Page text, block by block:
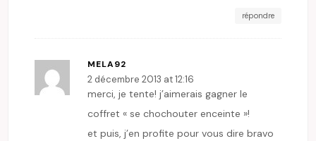
répondre
MELA92
2 décembre 2013 at 12:16
merci, je tente! j’aimerais gagner le
coffret « se chochouter enceinte »!
et puis, j’en profite pour vous dire bravo